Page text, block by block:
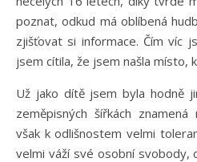
poznat, odkud má oblíbená
zjišťovat si informace. Čím víc
jsem cítila, že jsem našla místo,
Už jako dítě jsem byla hodně
zeměpisných šířkách znamená
však k odlišnostem velmi
velmi váží své osobní svobody,